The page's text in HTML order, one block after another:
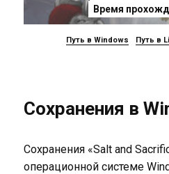
Время
Путь в Windows Путь в
Сохранения в
Сохранения «Salt and
операционной системе